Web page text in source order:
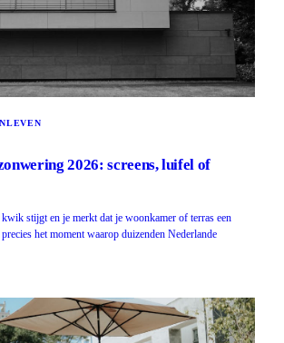
2026: screens, luifel of
stijgt en je merkt dat je woonkamer of terras een
het moment waarop duizenden Nederlande